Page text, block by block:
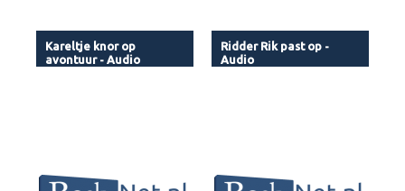
Kareltje knor op
avontuur - Audio
Ridder Rik past op -
Audio